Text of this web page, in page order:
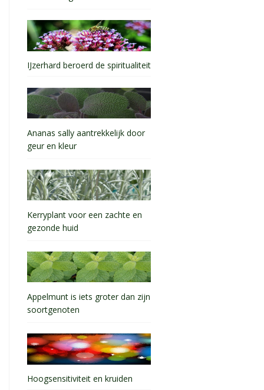
IJzerhard beroerd de spiritualiteit
Ananas sally aantrekkelijk door
geur en kleur
Kerryplant voor een zachte en
gezonde huid
Appelmunt is iets groter dan zijn
soortgenoten
Hoogsensitiviteit en kruiden